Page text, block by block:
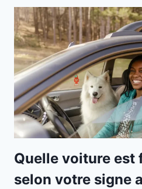
Quelle voiture est
selon votre signe